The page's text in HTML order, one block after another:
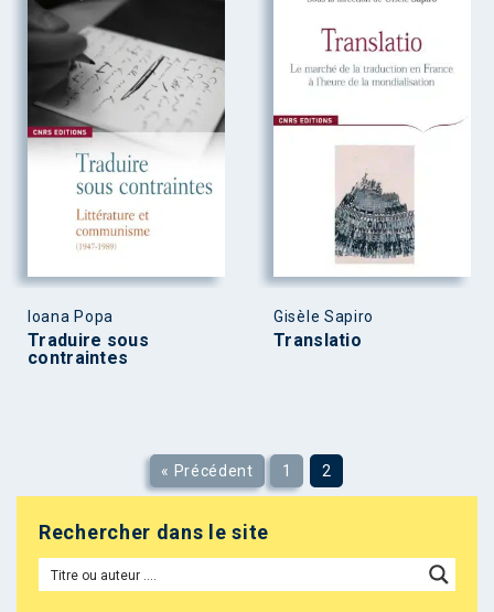
Ioana Popa
Traduire sous
contraintes
Gisèle Sapiro
Translatio
« Précédent 1 2
Rechercher dans le site